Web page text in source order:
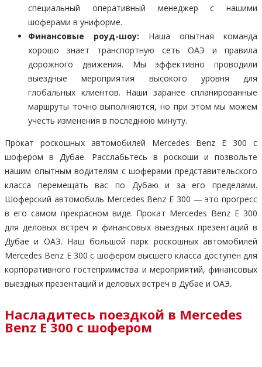
специальный оперативный менеджер с нашими
шоферами в униформе.
Финансовые роуд-шоу: Наша опытная команда
хорошо знает транспортную сеть ОАЭ и правила
дорожного движения. Мы эффективно проводили
выездные мероприятия высокого уровня для
глобальных клиентов. Наши заранее спланированные
маршруты точно выполняются, но при этом мы можем
учесть изменения в последнюю минуту.
Прокат роскошных автомобилей Mercedes Benz E 300 с
шофером в Дубае. Расслабьтесь в роскоши и позвольте
нашим опытным водителям с шоферами представительского
класса перемещать вас по Дубаю и за его пределами.
Шоферский автомобиль Mercedes Benz E 300 — это прогресс
в его самом прекрасном виде. Прокат Mercedes Benz E 300
для деловых встреч и финансовых выездных презентаций в
Дубае и ОАЭ. Наш большой парк роскошных автомобилей
Mercedes Benz E 300 с шофером высшего класса доступен для
корпоративного гостеприимства и мероприятий, финансовых
выездных презентаций и деловых встреч в Дубае и ОАЭ.
Насладитесь поездкой в Mercedes
Benz E 300 с шофером